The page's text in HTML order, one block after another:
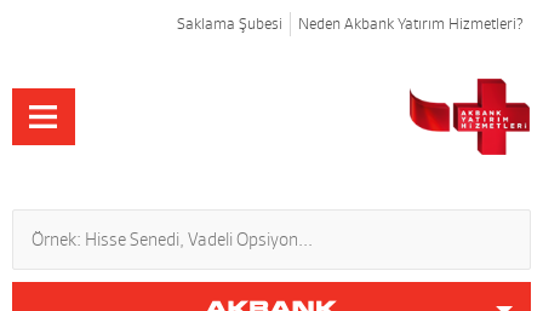
Saklama Şubesi Neden Akbank Yatırım Hizmetleri?